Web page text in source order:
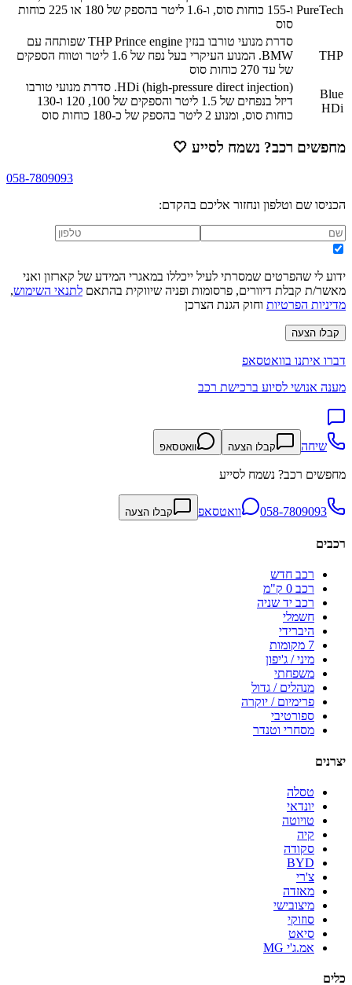
PureTech
ו-155 כוחות סוס, ו-1.6 ליטר בהספק של 180 או 225 כוחות
סוס
THP
סדרת מנועי טורבו בנזין THP Prince engine שפותחה עם
BMW. המנוע העיקרי בעל נפח של 1.6 ליטר וטווח הספקים
של עד 270 כוחות סוס
Blue
HDi
HDi (high-pressure direct injection). סדרת מנועי טורבו
דיזל בנפחים של 1.5 ליטר והספקים של 100, 120 ו-130
כוחות סוס, ומנוע 2 ליטר בהספק של כ-180 כוחות סוס
מחפשים רכב? נשמח לסייע 🤍
058-7809093
הכניסו שם וטלפון ונחזור אליכם בהקדם:
ידוע לי שהפרטים שמסרתי לעיל ייכללו במאגרי המידע של קארזון ואני
מאשר/ת קבלת דיוורים, פרסומות ופניה שיווקית בהתאם לתנאי השימוש,
מדיניות הפרטיות וחוק הגנת הצרכן
קבלו הצעה
דברו איתנו בוואטסאפ
מענה אנושי לסיוע ברכישת רכב
שיחה קבלו הצעה וואטסאפ
מחפשים רכב? נשמח לסייע
058-7809093 וואטסאפ קבלו הצעה
רכבים
רכב חדש
רכב 0 ק"מ
רכב יד שניה
חשמלי
היברידי
7 מקומות
מיני / ג'יפון
משפחתי
מנהלים / גדול
פרימיום / יוקרה
ספורטיבי
מסחרי וטנדר
יצרנים
טסלה
יונדאי
טויוטה
קיה
סקודה
BYD
צ'רי
מאזדה
מיצובישי
סוזוקי
סיאט
אמ.ג'י MG
כלים